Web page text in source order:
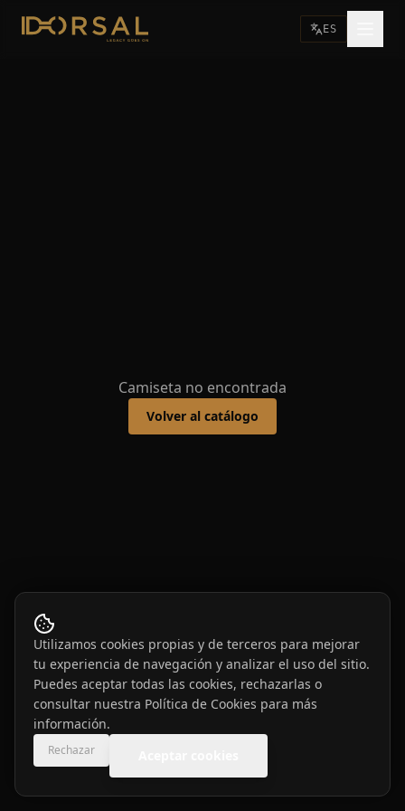
ES
Camiseta no encontrada
Volver al catálogo
Utilizamos cookies propias y de terceros para mejorar
tu experiencia de navegación y analizar el uso del sitio.
Puedes aceptar todas las cookies, rechazarlas o
consultar nuestra Política de Cookies para más
información.
Rechazar